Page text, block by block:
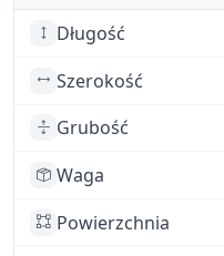
Długość
Szerokość
Grubość
Waga
Powierzchnia